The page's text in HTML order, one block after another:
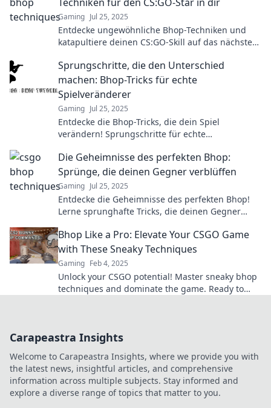
Gaming Jul 25, 2025
Entdecke ungewöhnliche Bhop-Techniken und
katapultiere deinen CS:GO-Skill auf das nächste
Sprungschritte, die den Unterschied
machen: Bhop-Tricks für echte
Spielveränderer
Gaming Jul 25, 2025
Entdecke die Bhop-Tricks, die dein Spiel
verändern! Sprungschritte für echte
Gameplay jetzt!
Die Geheimnisse des perfekten Bhop:
Sprünge, die deinen Gegner verblüffen
Gaming Jul 25, 2025
Entdecke die Geheimnisse des perfekten Bhop!
Lerne sprunghafte Tricks, die deinen Gegner
bringen!
Bhop Like a Pro: Elevate Your CSGO Game
with These Sneaky Techniques
Gaming Feb 4, 2025
Unlock your CSGO potential! Master sneaky bhop
techniques and dominate the game. Ready to
Carapeastra Insights
Welcome to Carapeastra Insights, where we provide you with
the latest news, insightful articles, and comprehensive
information across multiple subjects. Stay informed and
explore a diverse range of topics that matter to you.